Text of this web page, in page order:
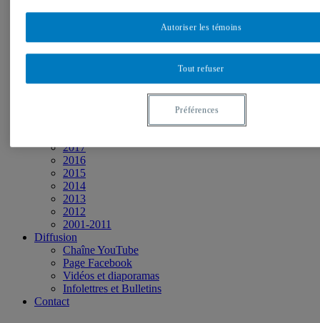
2025
2024
2022
2017
2016
2015
2014
2013
2012
2001-2011
Diffusion
Chaîne YouTube
Page Facebook
Vidéos et diaporamas
Infolettres et Bulletins
Contact
Tout refuser
Autoriser les témoins
Préférences